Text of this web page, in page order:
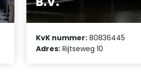
KvK nummer: 80836445
Adres: Rijtseweg 10